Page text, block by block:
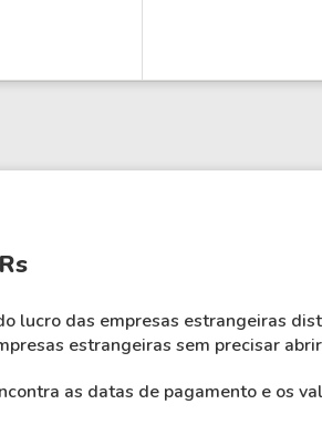
lucro das empresas estrangeiras
estrangeiras sem precisar
as datas de pagamento e os